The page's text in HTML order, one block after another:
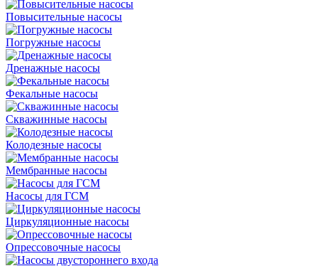
Повысительные насосы
Погружные насосы
Дренажные насосы
Фекальные насосы
Скважинные насосы
Колодезные насосы
Мембранные насосы
Насосы для ГСМ
Циркуляционные насосы
Опрессовочные насосы